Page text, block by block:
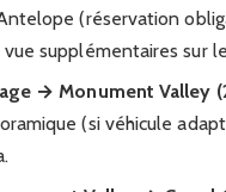
(réservation
supplémentaires sur
→ Monument Valley
(si véhicule